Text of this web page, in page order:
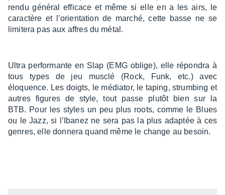
rendu géné­ral effi­cace et même si elle en a les airs, le
carac­tère et l’orien­ta­tion de marché, cette basse ne se
limi­tera pas aux affres du métal.
Ultra perfor­mante en Slap (EMG oblige), elle répon­dra à
tous types de jeu musclé (Rock, Funk, etc.) avec
éloquence. Les doigts, le média­tor, le taping, strum­bing et
autres figures de style, tout passe plutôt bien sur la
BTB. Pour les styles un peu plus roots, comme le Blues
ou le Jazz, si l’Iba­nez ne sera pas la plus adap­tée à ces
genres, elle donnera quand même le change au besoin.